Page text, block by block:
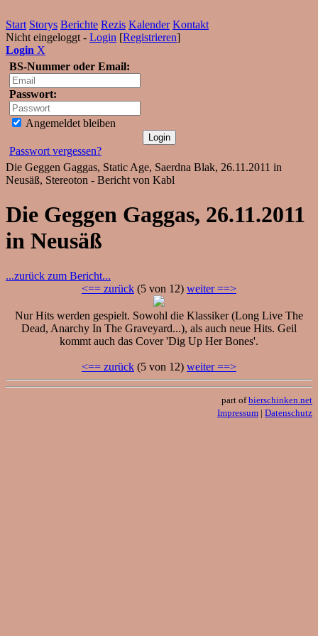
Start Storys Berichte Rezis Kalender Kontakt
Nicht eingeloggt - Login [Registrieren]
Login X
BS-Nummer oder Email:
Passwort:
Angemeldet bleiben
Passwort vergessen?
Die Geggen Gaggas, Static Age, Saerdna Blak, 26.11.2011 in
Neusäß, Stereoton - Bericht von Kabl
Die Geggen Gaggas, 26.11.2011
in Neusäß
...zurück zum Bericht...
<== zurück (5 von 12) weiter ==>
Nur Hits werden gespielt. Sowohl die Klassiker (Long Live The
Dead, Anarchy In The Graveyard...), als auch neue Hits. Geil
kommt auch das Cover 'Dig Up Her Bones'.
<== zurück (5 von 12) weiter ==>
part ofbierschinken.net
Impressum | Datenschutz